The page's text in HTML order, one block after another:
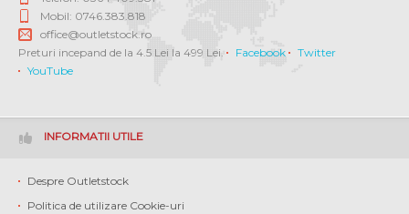
Mobil: 0746.383.818
office@outletstock.ro
Preturi incepand de la 4.5 Lei la 499 Lei.
Facebook
Twitter
YouTube
INFORMATII UTILE
Despre Outletstock
Politica de utilizare Cookie-uri